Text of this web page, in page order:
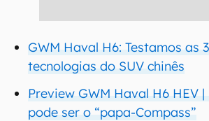
GWM Haval H6: Testamos as
tecnologias do SUV chinês
Preview GWM Haval H6 HEV |
pode ser o “papa-Compass”